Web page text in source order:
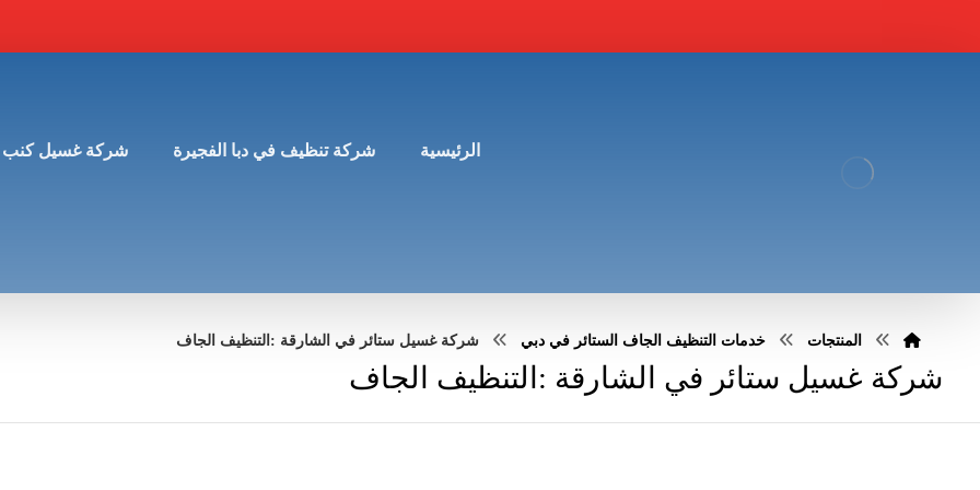
الرئيسية شركة تنظيف في دبا الفجيرة شركة غسيل كنب
المنتجات خدمات التنظيف الجاف الستائر في دبي شركة غسيل ستائر في الشارقة :التنظيف الجاف
شركة غسيل ستائر في الشارقة :التنظيف الجاف